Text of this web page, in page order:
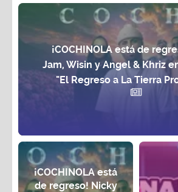
¡COCHINOLA está de
Jam, Wisin y Angel & Khriz
"El Regreso a La Tierra
¡COCHINOLA está
de regreso! Nicky